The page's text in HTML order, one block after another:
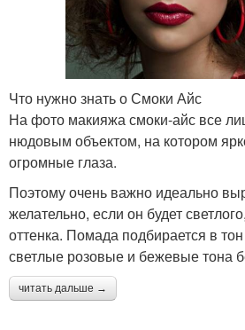
Что нужно знать о Смоки Айс
На фото макияжа смоки-айс все
нюдовым объектом, на котором
огромные глаза.
Поэтому очень важно идеально
желательно, если он будет
оттенка. Помада подбирается в
светлые розовые и бежевые тона
читать дальше →